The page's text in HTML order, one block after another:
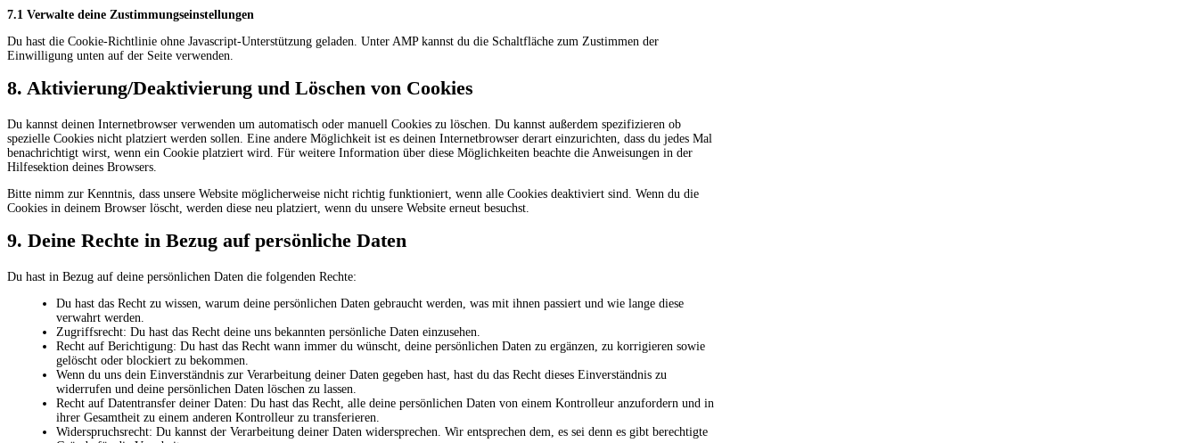
7.1 Verwalte deine Zustimmungseinstellungen
Du hast die Cookie-Richtlinie ohne Javascript-Unterstützung geladen. Unter AMP kannst du die Schaltfläche zum Zustimmen der
Einwilligung unten auf der Seite verwenden.
8. Aktivierung/Deaktivierung und Löschen von Cookies
Du kannst deinen Internetbrowser verwenden um automatisch oder manuell Cookies zu löschen. Du kannst außerdem spezifizieren ob
spezielle Cookies nicht platziert werden sollen. Eine andere Möglichkeit ist es deinen Internetbrowser derart einzurichten, dass du jedes Mal
benachrichtigt wirst, wenn ein Cookie platziert wird. Für weitere Information über diese Möglichkeiten beachte die Anweisungen in der
Hilfesektion deines Browsers.
Bitte nimm zur Kenntnis, dass unsere Website möglicherweise nicht richtig funktioniert, wenn alle Cookies deaktiviert sind. Wenn du die
Cookies in deinem Browser löscht, werden diese neu platziert, wenn du unsere Website erneut besuchst.
9. Deine Rechte in Bezug auf persönliche Daten
Du hast in Bezug auf deine persönlichen Daten die folgenden Rechte:
Du hast das Recht zu wissen, warum deine persönlichen Daten gebraucht werden, was mit ihnen passiert und wie lange diese
verwahrt werden.
Zugriffsrecht: Du hast das Recht deine uns bekannten persönliche Daten einzusehen.
Recht auf Berichtigung: Du hast das Recht wann immer du wünscht, deine persönlichen Daten zu ergänzen, zu korrigieren sowie
gelöscht oder blockiert zu bekommen.
Wenn du uns dein Einverständnis zur Verarbeitung deiner Daten gegeben hast, hast du das Recht dieses Einverständnis zu
widerrufen und deine persönlichen Daten löschen zu lassen.
Recht auf Datentransfer deiner Daten: Du hast das Recht, alle deine persönlichen Daten von einem Kontrolleur anzufordern und in
ihrer Gesamtheit zu einem anderen Kontrolleur zu transferieren.
Widerspruchsrecht: Du kannst der Verarbeitung deiner Daten widersprechen. Wir entsprechen dem, es sei denn es gibt berechtigte